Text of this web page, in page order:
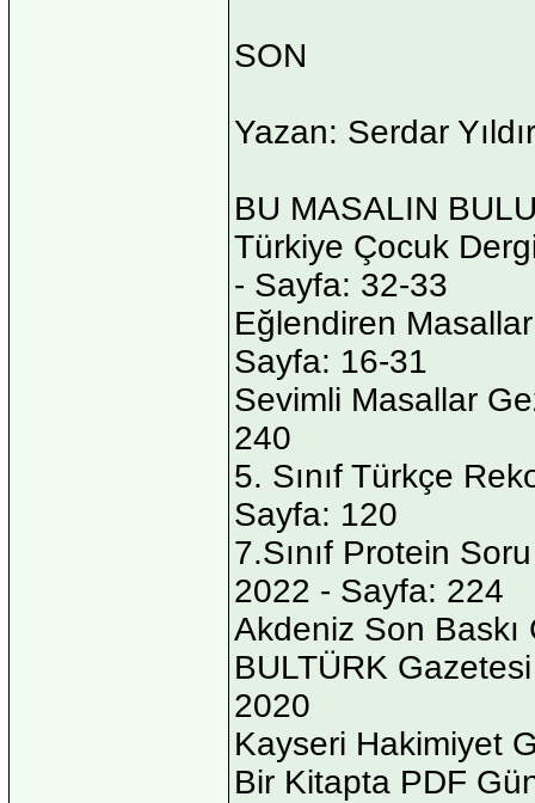
SON
Yazan: Serdar
BU MASALIN
Türkiye Çocuk
- Sayfa: 32-33
Eğlendiren Masallar
Sayfa: 16-31
Sevimli Masallar
240
5. Sınıf Türkçe
Sayfa: 120
7.Sınıf Protein
2022 - Sayfa: 224
Akdeniz Son Baskı
BULTÜRK
2020
Kayseri Hakimiyet
Bir Kitapta PDF